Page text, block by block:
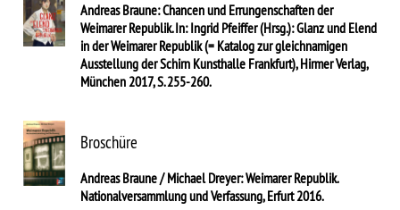
Andreas Braune: Chancen und Errungenschaften der
Weimarer Republik. In: Ingrid Pfeiffer (Hrsg.): Glanz und Elend
in der Weimarer Republik (= Katalog zur gleichnamigen
Ausstellung der Schirn Kunsthalle Frankfurt), Hirmer Verlag,
München 2017, S. 255-260.
Broschüre
Andreas Braune / Michael Dreyer: Weimarer Republik.
Nationalversammlung und Verfassung, Erfurt 2016.